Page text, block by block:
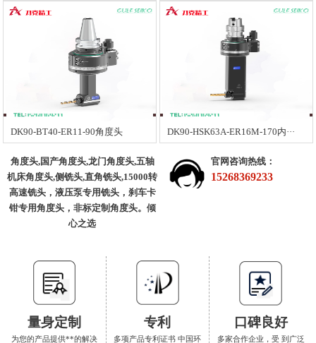
DK90-BT40-ER11-90角度头 DK90-HSK63A-ER16M-170内···
角度头,国产角度头,龙门角度头,五轴
机床角度头,侧铣头,直角铣头,15000转
高速铣头，液压泵专用铣头，刹车卡
钳专用角度头，非标定制角度头。倾
心之选
官网咨询热线：
15268369233
量身定制
为您的产品提供**的解决
专利
多项产品专利证书 中国环
口碑良好
多家合作企业，受 到广泛